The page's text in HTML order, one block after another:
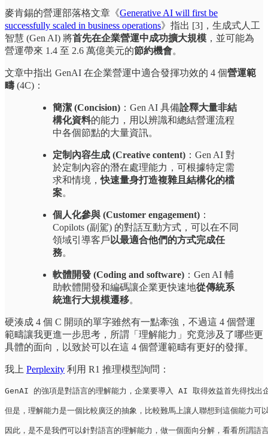
麥肯錫的營運部落格文章《Generative AI will first be
successfully scaled in business operations》指出 [3]，生成式人工
智慧 (Gen AI) 將首先在企業營運中成功擴大規模 ，並可能為
營運帶來 1.4 至 2.6 萬億美元的節約機會。
文章中指出 GenAI 在企業營運中適合發揮功效的 4 個營運範
疇 (4C)：
簡潔 (Concision) ：Gen AI 具備詮釋大量非結
構化資料的能力，用以辨識和總結營運流程
中各個節點的大量資訊。
定制內容生成 (Creative content) ：Gen AI 對
於定制內容的潛在處理能力，可根據特定需
求和情境，快速量身打造複雜且結構化的檔
案。
個人化參與 (Customer engagement) ：
Copilots (副駕) 的對話互動方式，可以在不同
領域引導客戶 以最適合他們的方式完成任
務。
軟體開發 (Coding and software) ：Gen AI 輔
助軟體開發和編碼讓企業更快速地從傳統系
統進行大規模遷移。
硬湊成 4 個 C 開頭的單字雖然有一點牽強，不過這 4 個營運
範疇讓我更進一步思考，所謂「理解能力」究竟涉及了哪些更
具體的面向，以致於可以在這 4 個營運範疇有更好的發揮。
我上 Perplexity 利用 R1 推理模型詢問：
GenAI 的強項是對語言的理解能力，企業要導入 AI 取得效益首先得找出
但是，理解能力是一個比較廣泛的抽象，比較難馬上讓人聯想到這個能力可
因此，是不是我們可以針對語言的理解能力，做一個面向分解，看看所謂